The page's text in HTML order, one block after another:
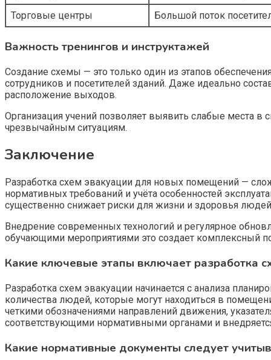
Торговые центры
Большой поток
Важность тренингов и инструктажей
Создание схемы — это только один из этапов
сотрудников и посетителей зданий. Даже идеально
расположение выходов.
Организация учений позволяет выявить слабые места в
чрезвычайным ситуациям.
Заключение
Разработка схем эвакуации для новых помещений —
нормативных требований и учёта особенностей
существенно снижает риски для жизни и здоровья
Внедрение современных технологий и регулярное
обучающими мероприятиями это создает комплексный
Какие ключевые этапы включает разработка
Разработка схем эвакуации начинается с анализа
количества людей, которые могут находиться в
четкими обозначениями направлений движения,
соответствующими нормативными органами и
Какие нормативные документы следует